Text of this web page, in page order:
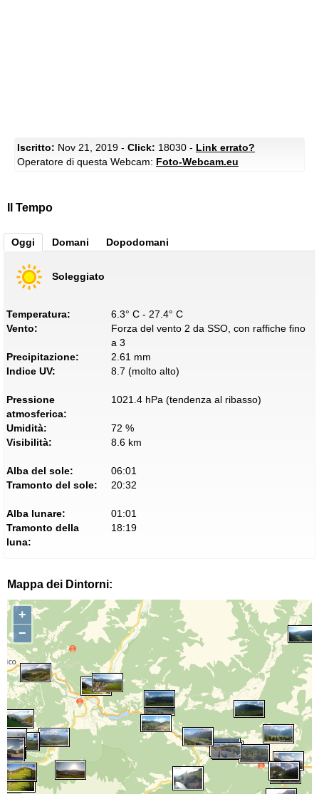
Iscritto: Nov 21, 2019 - Click: 18030 - Link errato?
Operatore di questa Webcam: Foto-Webcam.eu
Il Tempo
Oggi Domani Dopodomani
Soleggiato
Temperatura:
6.3° C - 27.4° C
Vento:
Forza del vento 2 da SSO, con raffiche fino
a 3
Precipitazione:
2.61 mm
Indice UV:
8.7 (molto alto)
Pressione
atmosferica:
1021.4 hPa (tendenza al ribasso)
Umidità:
72 %
Visibilità:
8.6 km
Alba del sole:
06:01
Tramonto del sole:
20:32
Alba lunare:
01:01
Tramonto della
luna:
18:19
Mappa dei Dintorni:
+
−